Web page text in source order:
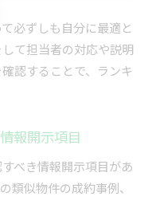
必ずしも自分に最適と
て担当者の対応や説明
認することで、ランキ
報開示項目
べき情報開示項目があ
類似物件の成約事例、
ちら